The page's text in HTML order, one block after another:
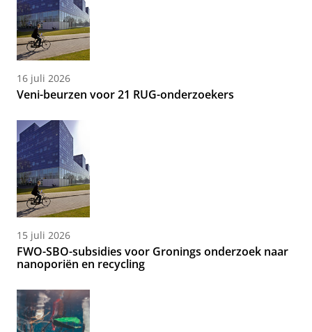
16 juli 2026
Veni-beurzen voor 21 RUG-onderzoekers
15 juli 2026
FWO-SBO-subsidies voor Gronings onderzoek naar
nanoporiën en recycling